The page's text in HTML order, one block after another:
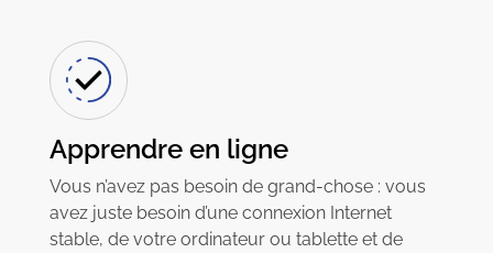
Apprendre en ligne
Vous n’avez pas besoin de grand-chose : vous
avez juste besoin d’une connexion Internet
stable, de votre ordinateur ou tablette et de